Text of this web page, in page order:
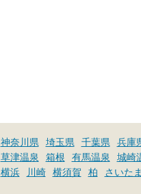
神奈川県 埼玉県 千葉県 兵庫
草津温泉 箱根 有馬温泉 城崎
横浜 川崎 横須賀 柏 さいた